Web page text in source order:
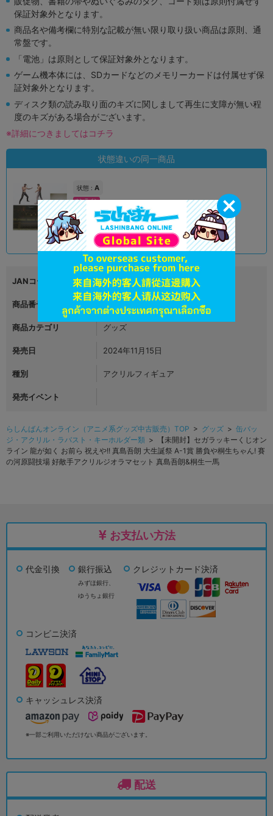
保証対象外となります。
商品名や備考欄に特別な記載が無い限り取り扱い商品は原則、通
常盤です。
「電池」は原則として保証対象外となります。
ゲーム機本体には、SDカードなどのメモリーカードは付属せず保
証対象外となります。
ディスク類の読み取り面のキズに関しまして再生に支障が無い程
度のキズがある場合がございます。
※詳細につきましてはコチラ
状態違いの同一商品
状態 : A
オンライン
品切状態 2,190円 税込
JANコード
商品番号 L06471942
商品カテゴリ グッズ
発売日 2024年11月15日
種別 アクリルフィギュア
発売イベント
らしんばんオンライン（アニメ系グッズ中古販売）TOP > グッズ > 缶バッ
ジ・アクリル・ラバスト・キーホルダー類 > 【未開封】セガラッキーくじオン
ライン 龍が如く お前ら 祝えや!! 真島吾朗 大生誕祭 A-1賞 勝負や桐生ちゃん! 賽
の河原闘技場 好敵手アクリルジオラマセット 真島吾朗&桐生一馬
お支払い方法
代金引換 銀行振込
みずほ銀行、
ゆうちょ銀行
クレジットカード決済
コンビニ決済
キャッシュレス決済
※一部ご利用いただけない商品がございます。
配送